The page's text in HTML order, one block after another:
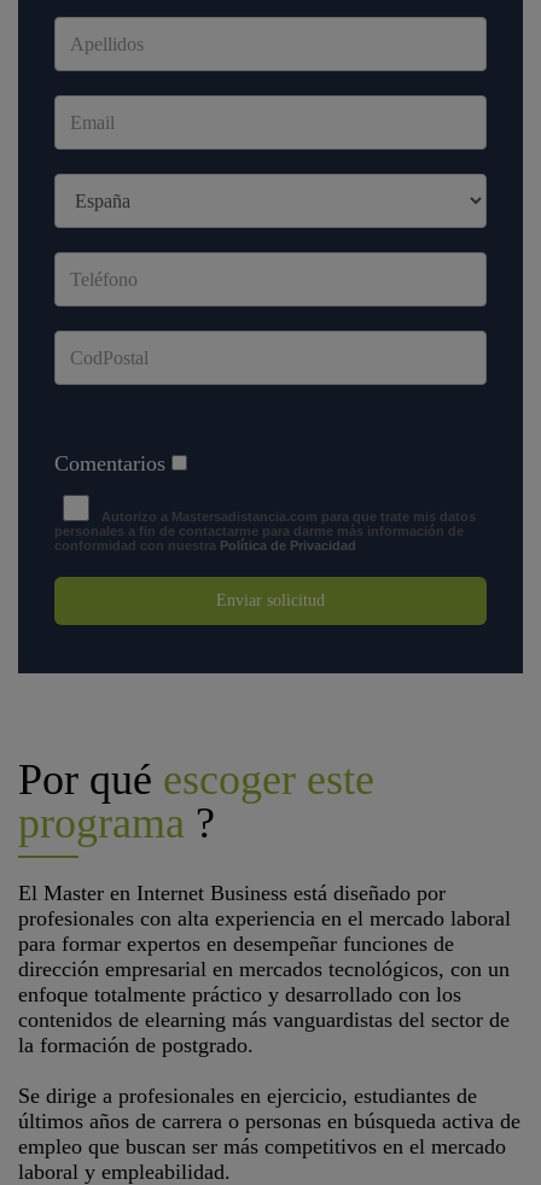
Comentarios
Autorizo a Mastersadistancia.com para que trate mis datos
personales a fin de contactarme para darme más información de
conformidad con nuestra Política de Privacidad
Enviar solicitud
Por qué escoger este
programa ?
El Master en Internet Business está diseñado por
profesionales con alta experiencia en el mercado laboral
para formar expertos en desempeñar funciones de
dirección empresarial en mercados tecnológicos, con un
enfoque totalmente práctico y desarrollado con los
contenidos de elearning más vanguardistas del sector de
la formación de postgrado.
Se dirige a profesionales en ejercicio, estudiantes de
últimos años de carrera o personas en búsqueda activa de
empleo que buscan ser más competitivos en el mercado
laboral y empleabilidad.